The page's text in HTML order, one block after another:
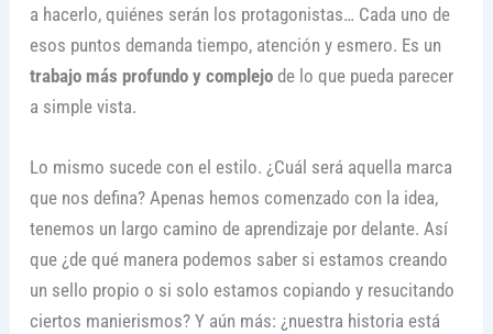
a hacerlo, quiénes serán los protagonistas… Cada uno de
esos puntos demanda tiempo, atención y esmero. Es un
trabajo más profundo y complejode lo que pueda parecer
a simple vista.
Lo mismo sucede con el estilo. ¿Cuál será aquella marca
que nos defina? Apenas hemos comenzado con la idea,
tenemos un largo camino de aprendizaje por delante. Así
que ¿de qué manera podemos saber si estamos creando
un sello propio o si solo estamos copiando y resucitando
ciertos manierismos? Y aún más: ¿nuestra historia está